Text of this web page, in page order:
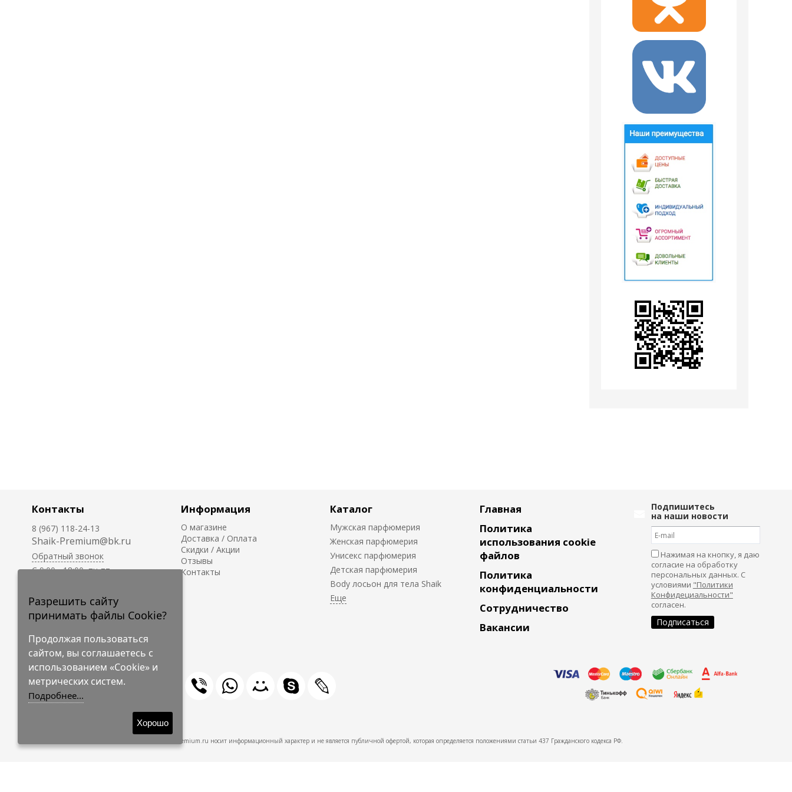
Контакты
8 (967) 118-24-13
Shaik-Premium@bk.ru
Обратный звонок
C 9:00 - 18:00, пн-пт
круглосуточно.
Информация
О магазине
Доставка / Оплата
Скидки / Акции
Отзывы
Контакты
Каталог
Мужская парфюмерия
Женская парфюмерия
Унисекс парфюмерия
Детская парфюмерия
Body лосьон для тела Shaik
Главная
Политика
использования cookie
файлов
Политика
конфиденциальности
Сотрудничество
Вакансии
Подпишитесь
на наши новости
Нажимая на кнопку, я даю
согласие на обработку
персональных данных. С
условиями "Политики
Конфидециальности"
согласен.
© 2009-2026 Shaik-Premium
Shaik-Premium.ru носит информационный характер и не является публичной офертой, которая определяется положениями статьи 437 Гражданского кодекса РФ.
Разрешить сайту
принимать файлы Cookie?
Продолжая пользоваться
сайтом, вы соглашаетесь с
использованием «Cookie» и
метрических систем.
Подробнее...
Хорошо